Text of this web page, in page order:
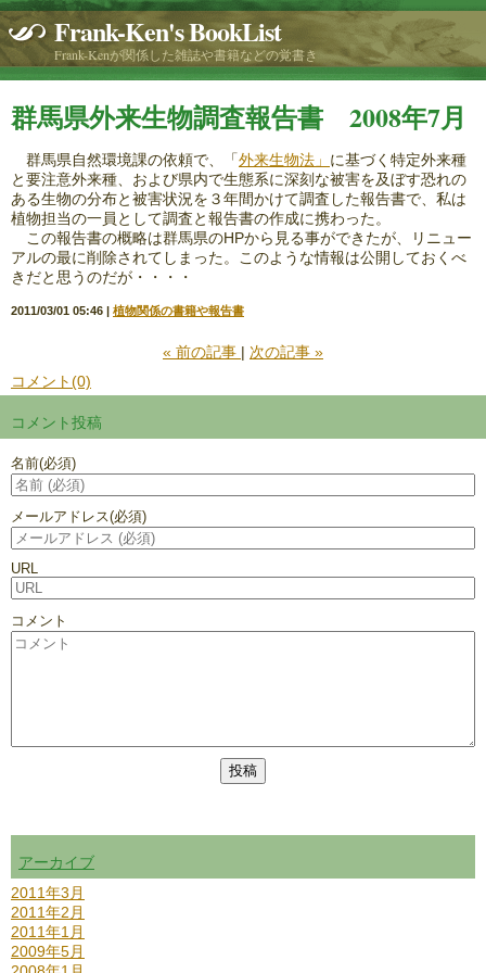
Frank-Ken's BookList
Frank-Kenが関係した雑誌や書籍などの覚書き
群馬県外来生物調査報告書 2008年7月
群馬県自然環境課の依頼で、「外来生物法」 に基づく特定外来種
と要注意外来種、および県内で生態系に深刻な被害を及ぼす恐れの
ある生物の分布と被害状況を３年間かけて調査した報告書で、私は
植物担当の一員として調査と報告書の作成に携わった。
この報告書の概略は群馬県のHPから見る事ができたが、リニュー
アルの最に削除されてしまった。このような情報は公開しておくべ
きだと思うのだが・・・・
2011/03/01 05:46 植物関係の書籍や報告書
« 前の記事 次の記事 »
コメント(0)
コメント投稿
名前(必須)
メールアドレス(必須)
URL
コメント
アーカイブ
2011年3月
2011年2月
2011年1月
2009年5月